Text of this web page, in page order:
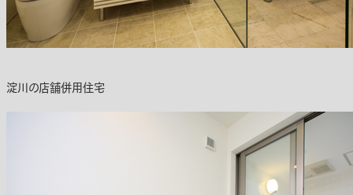
淀川の店舗併用住宅